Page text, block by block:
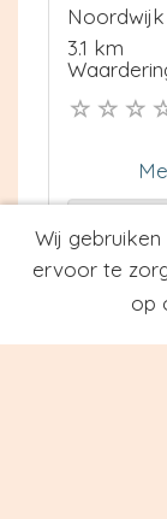
Noordwijk
3.1 km
Prijs van
Prijs van
Wij gebruiken
ervoor te
op